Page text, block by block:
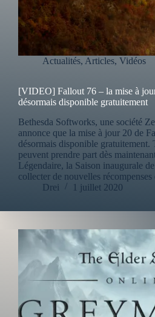
Actualités, Articles, Vidéos
[VIDEO] Fallout 76 – la mise à
désormais disponible gratuitement
Bethesda Softworks, une société
annonce que la mise à jour 20 de
désormais disponible gratuitement.
peuvent prendre part dès
Légendaire, la Saison inaugurale
collecter de nouvelles
Drei
1 juillet 2020